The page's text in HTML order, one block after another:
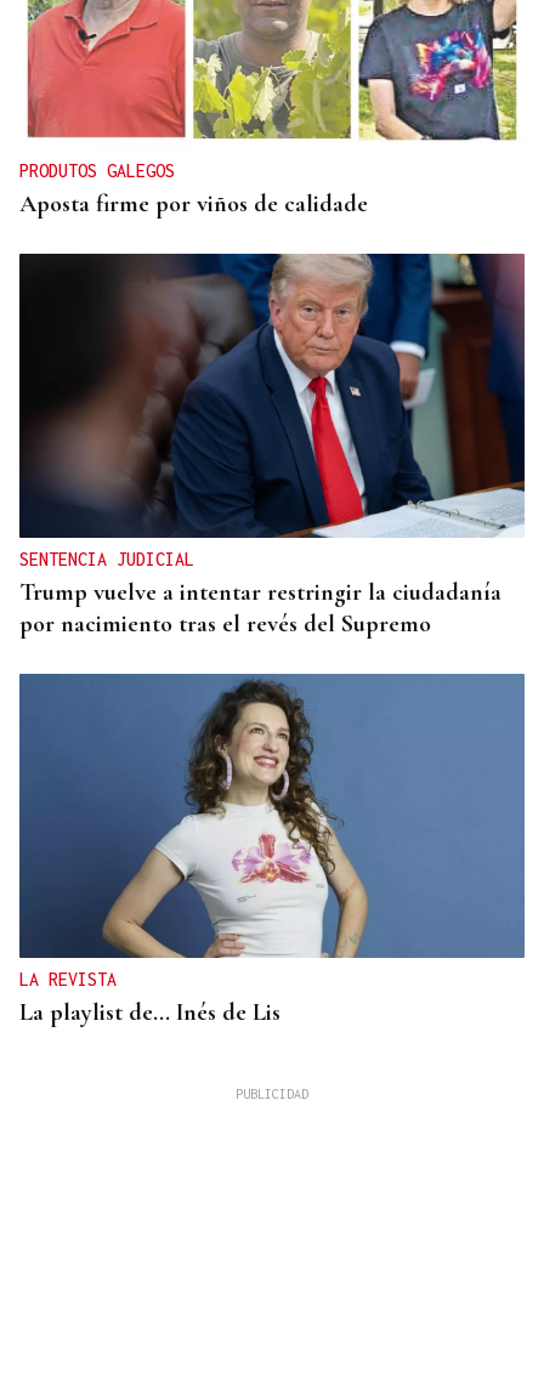
Galería | Mario Ruiz-Tagle, CEO de Iberdrola
España, congrega a numerosas personalidades en
el Foro La Región
PRODUTOS GALEGOS
Aposta firme por viños de calidade
SENTENCIA JUDICIAL
Trump vuelve a intentar restringir la ciudadanía
por nacimiento tras el revés del Supremo
LA REVISTA
La playlist de... Inés de Lis